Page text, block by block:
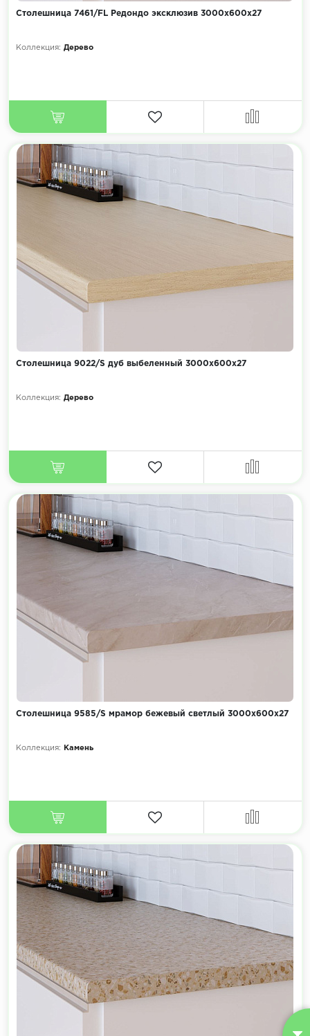
Столешница 7461/FL Редондо эксклюзив 3000х600х27
Коллекция: Дерево
Столешница 9022/S дуб выбеленный 3000х600х27
Коллекция: Дерево
Столешница 9585/S мрамор бежевый светлый 3000х600х27
Коллекция: Камень